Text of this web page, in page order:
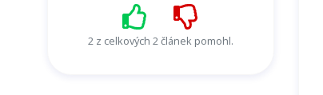
2 z celkových 2 článek pomohl.